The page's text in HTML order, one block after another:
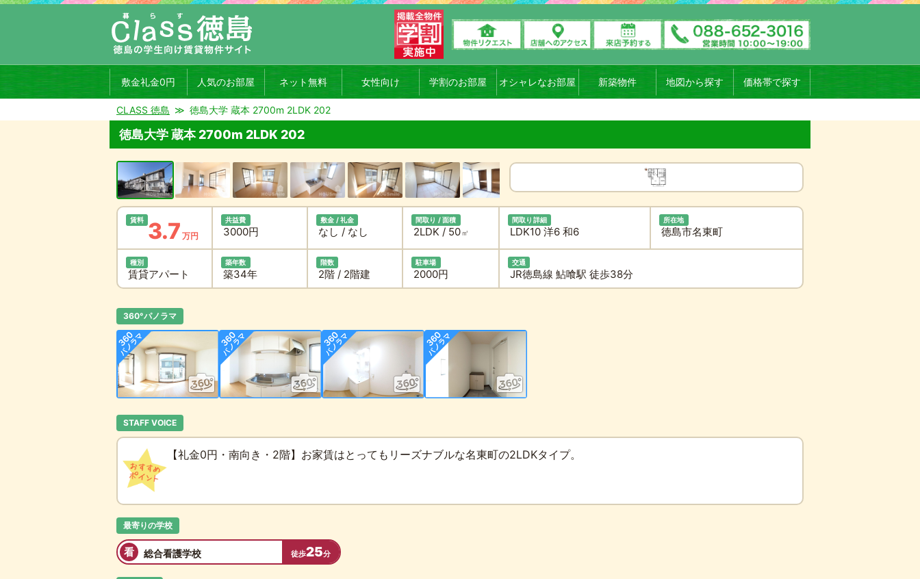
敷金礼金0円 人気のお部屋 ネット無料 女性向け 学割のお部屋 オシャレなお部屋 新築物件 地図から探す 価格帯で探す
CLASS 徳島 徳島大学 蔵本 2700m 2LDK 202
徳島大学 蔵本 2700m 2LDK 202
賃料 3.7 万円
共益費
3000円
敷金 / 礼金
なし / なし
間取り / 面積
2LDK / 50㎡
間取り詳細
LDK10 洋6 和6
所在地
徳島市名東町
種別
賃貸アパート
築年数
築34年
階数
2階 / 2階建
駐車場
2000円
交通
JR徳島線 鮎喰駅 徒歩38分
360°パノラマ
STAFF VOICE
【礼金0円・南向き・2階】お家賃はとってもリーズナブルな名東町の2LDKタイプ。
最寄りの学校
看 総合看護学校 徒歩25分